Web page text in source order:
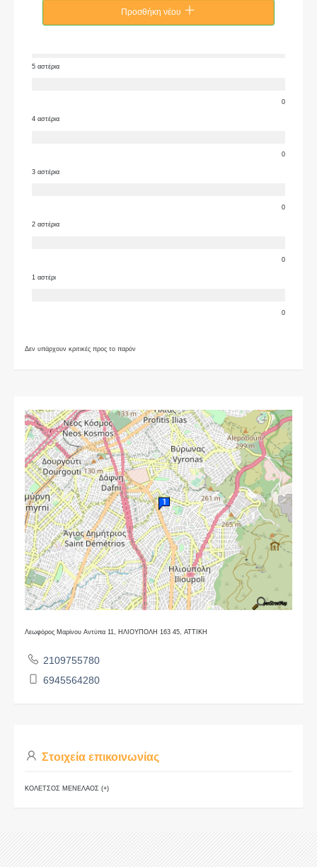
Προσθήκη νέου
5 αστέρια
0
4 αστέρια
0
3 αστέρια
0
2 αστέρια
0
1 αστέρι
0
Δεν υπάρχουν κριτικές προς το παρόν
Λεωφόρος Μαρίνου Αντύπα 11, ΗΛΙΟΥΠΟΛΗ 163 45, ΑΤΤΙΚΗ
2109755780
6945564280
Στοιχεία επικοινωνίας
ΚΟΛΕΤΣΟΣ ΜΕΝΕΛΑΟΣ (+)